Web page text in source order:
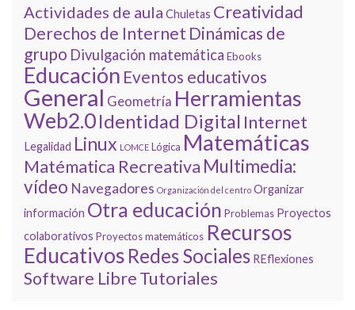
Actividades de aula Chuletas Creatividad
Derechos de Internet Dinámicas de
grupo Divulgación matemática Ebooks
Educación Eventos educativos
General Geometría Herramientas
Web2.0Identidad Digital Internet
Legalidad Linux LOMCE Lógica Matemáticas
Matématica Recreativa Multimedia:
vídeo Navegadores Organización del centro Organizar
información Otra educación Problemas Proyectos
colaborativos Proyectos matemáticos Recursos
Educativos Redes Sociales REflexiones
Software LibreTutoriales